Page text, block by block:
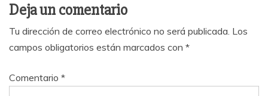
Deja un comentario
Tu dirección de correo electrónico no será publicada. Los
campos obligatorios están marcados con *
Comentario *